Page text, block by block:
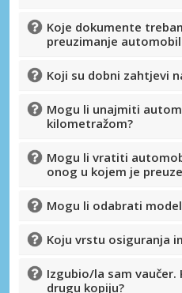
Koje dokumente
preuzimanje
Koji su dobni zahtjevi
Mogu li unajmiti
kilometražom?
Mogu li vratiti
onog u kojem je
Mogu li odabrati
Koju vrstu osiguranja
Izgubio/la sam
drugu kopiju?